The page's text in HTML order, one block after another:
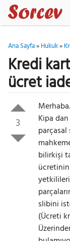
Ana Sayfa»Hukuk»
Kredi
ücret
3
Merhaba.
Kipa
parçasal
bilirkişi
ücretinin
slibini
(Ücreti